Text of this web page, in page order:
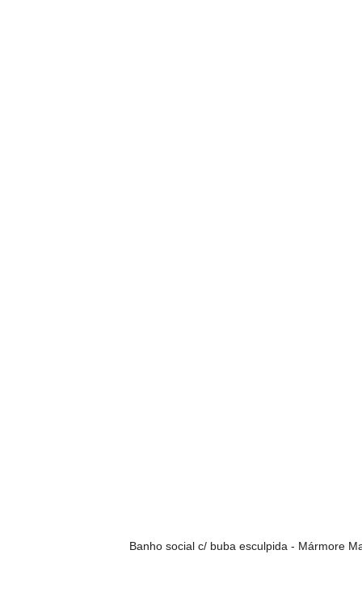
Banho social c/ buba esculpida - Mármore